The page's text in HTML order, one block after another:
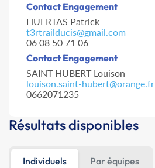
Contact Engagement
HUERTAS Patrick
t3rtrailducis@gmail.com
06 08 50 71 06
Contact Engagement
SAINT HUBERT Louison
louison.saint-hubert@orange.fr
0662071235
Résultats disponibles
Individuels Par équipes